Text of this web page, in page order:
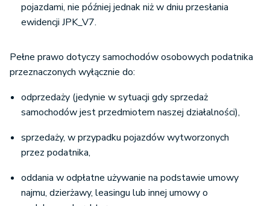
pojazdami, nie później jednak niż w dniu przesłania
ewidencji JPK_V7.
Pełne prawo dotyczy samochodów osobowych podatnika
przeznaczonych wyłącznie do:
odprzedaży (jedynie w sytuacji gdy sprzedaż
samochodów jest przedmiotem naszej działalności),
sprzedaży, w przypadku pojazdów wytworzonych
przez podatnika,
oddania w odpłatne używanie na podstawie umowy
najmu, dzierżawy, leasingu lub innej umowy o